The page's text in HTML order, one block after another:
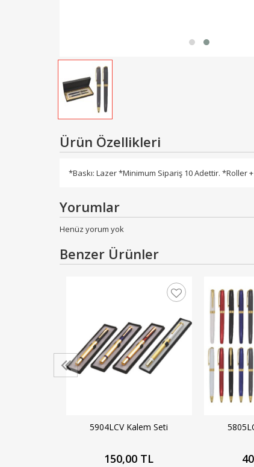
Ürün Özellikleri
*Baskı: Lazer *Minimum Sipariş 10 Adettir. *Roller
Yorumlar
Henüz yorum yok
Benzer Ürünler
5904LCV Kalem Seti
150,00 TL